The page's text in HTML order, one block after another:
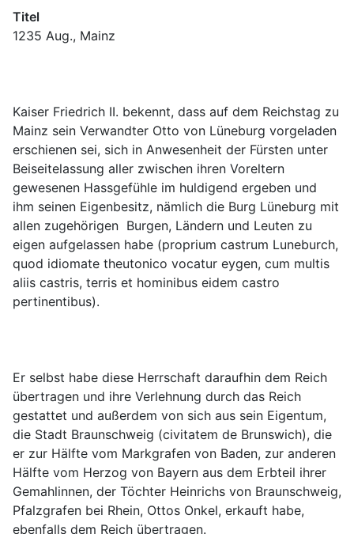
Titel
Kaiser Friedrich II. bekennt, dass auf dem Reichstag zu
Mainz sein Verwandter Otto von Lüneburg vorgeladen
erschienen sei, sich in Anwesenheit der Fürsten unter
Beiseitelassung aller zwischen ihren Voreltern
gewesenen Hassgefühle im huldigend ergeben und
ihm seinen Eigenbesitz, nämlich die Burg Lüneburg mit
allen zugehörigen  Burgen, Ländern und Leuten zu
eigen aufgelassen habe (proprium castrum Luneburch,
quod idiomate theutonico vocatur eygen, cum multis
aliis castris, terris et hominibus eidem castro
Er selbst habe diese Herrschaft daraufhin dem Reich
übertragen und ihre Verlehnung durch das Reich
gestattet und außerdem von sich aus sein Eigentum,
die Stadt Braunschweig (civitatem de Brunswich), die
er zur Hälfte vom Markgrafen von Baden, zur anderen
Hälfte vom Herzog von Bayern aus dem Erbteil ihrer
Gemahlinnen, der Töchter Heinrichs von Braunschweig,
Pfalzgrafen bei Rhein, Ottos Onkel, erkauft habe,